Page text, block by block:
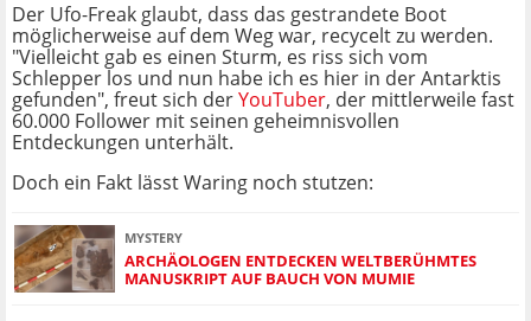
Der Ufo-Freak glaubt, dass das gestrandete Boot
möglicherweise auf dem Weg war, recycelt zu werden.
"Vielleicht gab es einen Sturm, es riss sich vom
Schlepper los und nun habe ich es hier in der Antarktis
gefunden", freut sich derYouTuber, der mittlerweile fast
60.000 Follower mit seinen geheimnisvollen
Entdeckungen unterhält.
Doch ein Fakt lässt Waring noch stutzen:
MYSTERY
ARCHÄOLOGEN ENTDECKEN WELTBERÜHMTES
MANUSKRIPT AUF BAUCH VON MUMIE